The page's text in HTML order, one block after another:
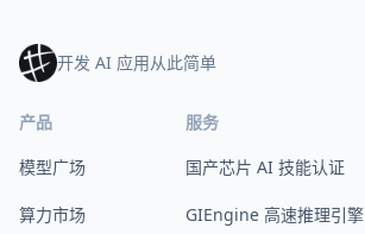
开发 AI 应用从此简单
产品
模型广场
算力市场
服务
国产芯片 AI 技能认证
GIEngine 高速推理引擎